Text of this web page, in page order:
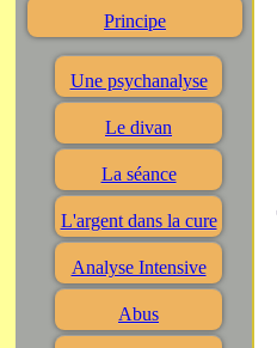
Principe
Une psychanalyse
Le divan
La séance
L'argent dans la cure
Analyse Intensive
Abus